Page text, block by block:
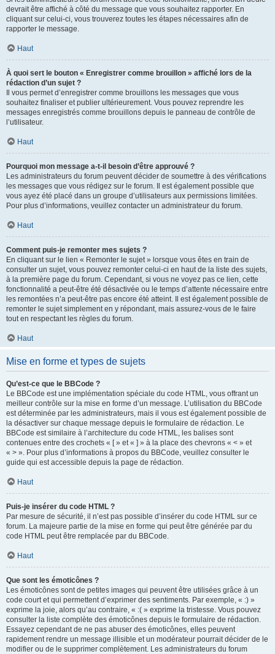
devrait être affiché à côté du message que vous souhaitez rapporter. En
cliquant sur celui-ci, vous trouverez toutes les étapes nécessaires afin de
rapporter le message.
Haut
À quoi sert le bouton « Enregistrer comme brouillon » affiché lors de la
rédaction d’un sujet ?
Il vous permet d’enregistrer comme brouillons les messages que vous
souhaitez finaliser et publier ultérieurement. Vous pouvez reprendre les
messages enregistrés comme brouillons depuis le panneau de contrôle de
l’utilisateur.
Haut
Pourquoi mon message a-t-il besoin d’être approuvé ?
Les administrateurs du forum peuvent décider de soumettre à des vérifications
les messages que vous rédigez sur le forum. Il est également possible que
vous ayez été placé dans un groupe d’utilisateurs aux permissions limitées.
Pour plus d’informations, veuillez contacter un administrateur du forum.
Haut
Comment puis-je remonter mes sujets ?
En cliquant sur le lien « Remonter le sujet » lorsque vous êtes en train de
consulter un sujet, vous pouvez remonter celui-ci en haut de la liste des sujets,
à la première page du forum. Cependant, si vous ne voyez pas ce lien, cette
fonctionnalité a peut-être été désactivée ou le temps d’attente nécessaire entre
les remontées n’a peut-être pas encore été atteint. Il est également possible de
remonter le sujet simplement en y répondant, mais assurez-vous de le faire
tout en respectant les règles du forum.
Haut
Mise en forme et types de sujets
Qu’est-ce que le BBCode ?
Le BBCode est une implémentation spéciale du code HTML, vous offrant un
meilleur contrôle sur la mise en forme d’un message. L’utilisation du BBCode
est déterminée par les administrateurs, mais il vous est également possible de
la désactiver sur chaque message depuis le formulaire de rédaction. Le
BBCode est similaire à l’architecture du code HTML, les balises sont
contenues entre des crochets « [ » et « ] » à la place des chevrons « < » et
« > ». Pour plus d’informations à propos du BBCode, veuillez consulter le
guide qui est accessible depuis la page de rédaction.
Haut
Puis-je insérer du code HTML ?
Par mesure de sécurité, il n’est pas possible d’insérer du code HTML sur ce
forum. La majeure partie de la mise en forme qui peut être générée par du
code HTML peut être remplacée par du BBCode.
Haut
Que sont les émoticônes ?
Les émoticônes sont de petites images qui peuvent être utilisées grâce à un
code court et qui permettent d’exprimer des sentiments. Par exemple, « :) »
exprime la joie, alors qu’au contraire, « :( » exprime la tristesse. Vous pouvez
consulter la liste complète des émoticônes depuis le formulaire de rédaction.
Essayez cependant de ne pas abuser des émoticônes, elles peuvent
rapidement rendre un message illisible et un modérateur pourrait décider de le
modifier ou de le supprimer complètement. Les administrateurs du forum